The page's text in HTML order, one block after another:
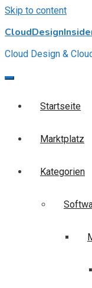
Skip to content
Cloud Design &
Startseite
Marktplatz
Kategorien